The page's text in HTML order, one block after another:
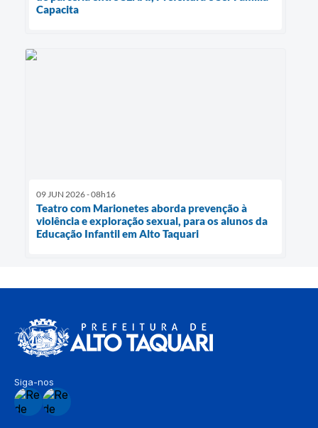
Capacita
09 JUN 2026 - 08h16
Teatro com Marionetes aborda prevenção à
violência e exploração sexual, para os alunos da
Educação Infantil em Alto Taquari
Siga-nos